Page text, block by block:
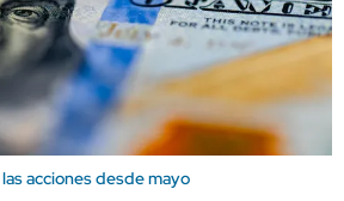
acciones desde mayo